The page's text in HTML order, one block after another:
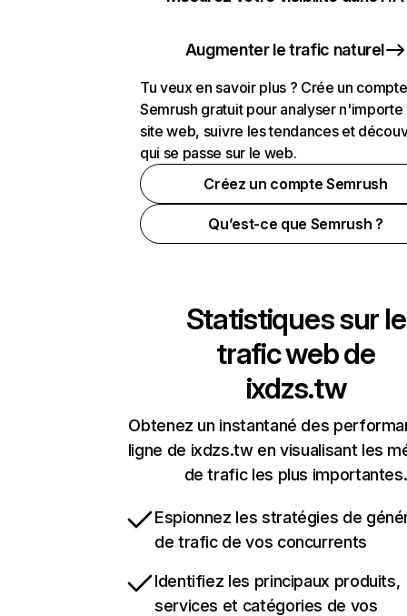
Augmenter le trafic naturel
Tu veux en savoir plus ? Crée un compte
Semrush gratuit pour analyser n'importe
site web, suivre les tendances et
qui se passe sur le web.
Créez un compte Semrush
Qu’est-ce que Semrush ?
Statistiques sur le
trafic web de
ixdzs.tw
Obtenez un instantané des
ligne de ixdzs.tw en visualisant les
de trafic les plus importantes.
Espionnez les stratégies de
de trafic de vos concurrents
Identifiez les principaux produits,
services et catégories de vos